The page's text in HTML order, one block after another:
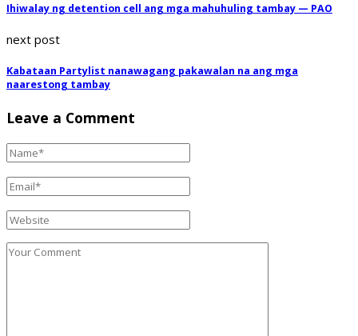
Ihiwalay ng detention cell ang mga mahuhuling tambay — PAO
next post
Kabataan Partylist nanawagang pakawalan na ang mga
naarestong tambay
Leave a Comment